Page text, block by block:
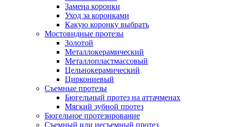
Замена коронки
Уход за коронками
Какую коронку выбрать
Мостовидные протезы
Золотой
Металлокерамический
Металлопластмассовый
Цельнокерамический
Циркониевый
Съемные протезы
Бюгельный протез на аттачменах
Мягкий зубной протез
Бюгельное протезирование
Съемный или несъемный протез